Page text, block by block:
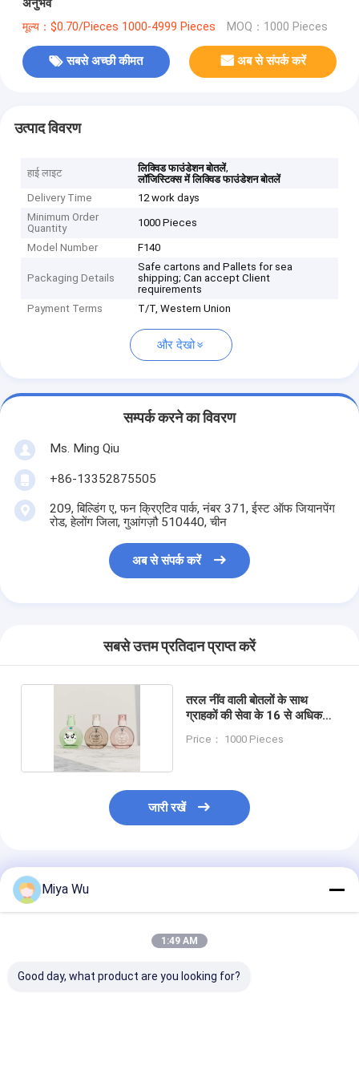
अनुभव
मूल्य：$0.70/Pieces 1000-4999 Pieces MOQ：1000 Pieces
सबसे अच्छी कीमत अब से संपर्क करें
उत्पाद विवरण
हाई लाइट लिक्विड फाउंडेशन बोतलें,
लॉजिस्टिक्स में लिक्विड फाउंडेशन बोतलें
Delivery Time
12 work days
Minimum Order
Quantity
1000 Pieces
Model Number F140
Packaging Details
Safe cartons and Pallets for sea
shipping; Can accept Client
requirements
Payment Terms
T/T, Western Union
और देखो
सम्पर्क करने का विवरण
Ms. Ming Qiu
+86-13352875505
209, बिल्डिंग ए, फन क्रिएटिव पार्क, नंबर 371, ईस्ट ऑफ जियानपेंग
रोड, हेलोंग जिला, गुआंगज़ौ 510440, चीन
अब से संपर्क करें
सबसे उत्तम प्रतिदान प्राप्त करें
तरल नींव वाली बोतलों के साथ
ग्राहकों की सेवा के 16 से अधिक
Price： 1000 Pieces
जारी रखें
अनुशंसित उत्पाद
Miya Wu
1:49 AM
Good day, what product are you looking for?